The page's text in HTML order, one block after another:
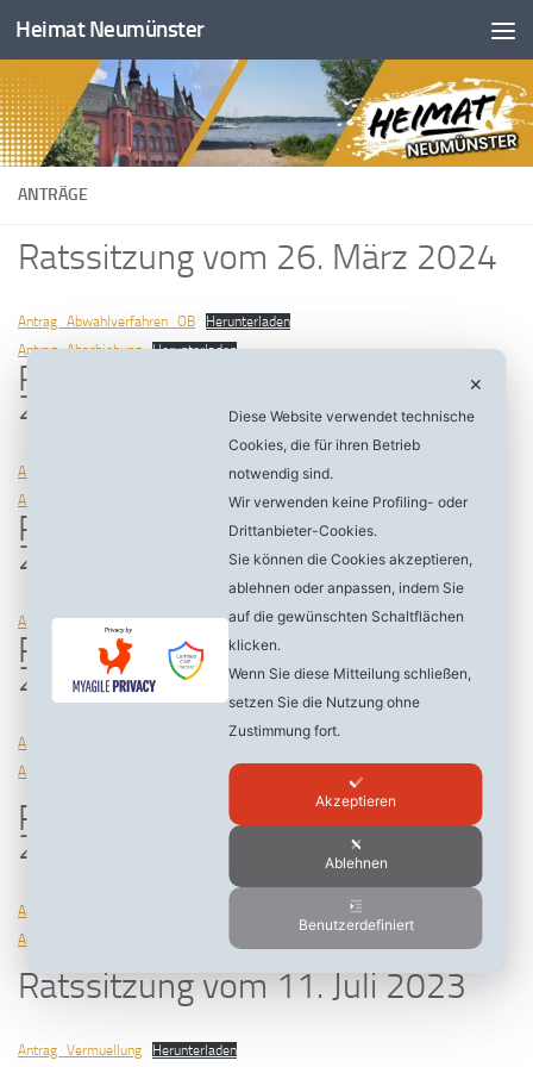
Zum Inhalt springen
Heimat Neumünster
ANTRÄGE
Ratssitzung vom 26. März 2024
Antrag_Abwahlverfahren_OB
Herunterladen
Antrag_Abschiebung
Herunterladen
Ratssitzung vom 13. Februar
2024
Antrag_Vielfalt
Antrag_kunsteisbahn
Herunterladen
Ratssitzung vom 19. Dezember
2023
Antrag_klima_Fuhrpark Herunterladen
Ratssitzung vom 14. November
2023
Antrag_Erstaufnahme_neufassung
Herunterladen
Antrag_sicherer-Hafen
Herunterladen
Ratssitzung vom 26. September
2023
Antrag_Buergerfragestunde
Antrag_Blumenkuebel
Herunterladen
Ratssitzung vom 11. Juli 2023
Antrag_Vermuellung Herunterladen
✕
Diese Website verwendet technische
Cookies, die für ihren Betrieb
notwendig sind.
Wir verwenden keine Profiling- oder
Drittanbieter-Cookies.
Sie können die Cookies akzeptieren,
ablehnen oder anpassen, indem Sie
auf die gewünschten Schaltflächen
klicken.
Wenn Sie diese Mitteilung schließen,
setzen Sie die Nutzung ohne
Zustimmung fort.
Akzeptieren
Ablehnen
Benutzerdefiniert